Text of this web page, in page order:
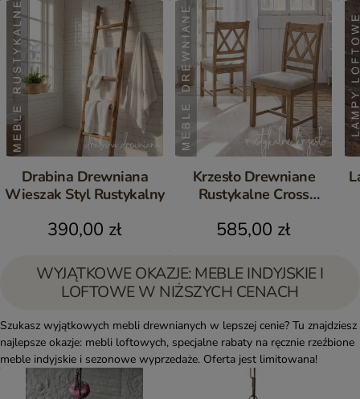
Drabina Drewniana
Wieszak Styl Rustykalny
390,00 zł
Krzesło Drewniane
Rustykalne Cross
585,00 zł
WYJĄTKOWE OKAZJE: MEBLE INDYJSKIE I
LOFTOWE W NIŻSZYCH CENACH
Szukasz wyjątkowych mebli drewnianych w lepszej cenie? Tu znajdziesz
najlepsze okazje: mebli loftowych, specjalne rabaty na ręcznie rzeźbione
meble indyjskie i sezonowe wyprzedaże. Oferta jest limitowana!